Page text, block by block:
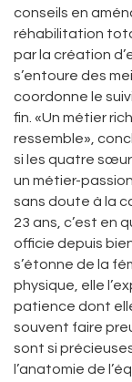
conseils en
réhabilitation
par la création
s’entoure des
coordonne le
fin. «Un métier
ressemble»,
si les quatre
un métier-
sans doute à la
23 ans, c’est en
officie depuis
s’étonne de la
physique, elle
patience dont
souvent faire
sont si
l’anatomie de